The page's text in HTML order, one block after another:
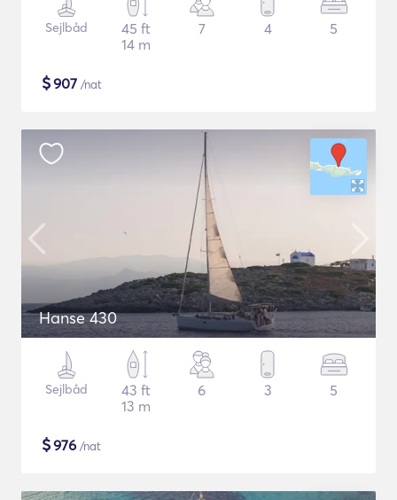
Sejlbåd
45 ft
14 m
7 4 5
$907 /nat
Hanse 430
Sejlbåd
43 ft
13 m
6 3 5
$976 /nat